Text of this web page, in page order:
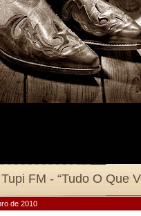
FM - “Tudo O Que
de 2010